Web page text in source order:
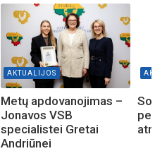
AKTUALIJOS
Metų apdovanojimas –
Jonavos VSB
specialistei Gretai
Andriūnei